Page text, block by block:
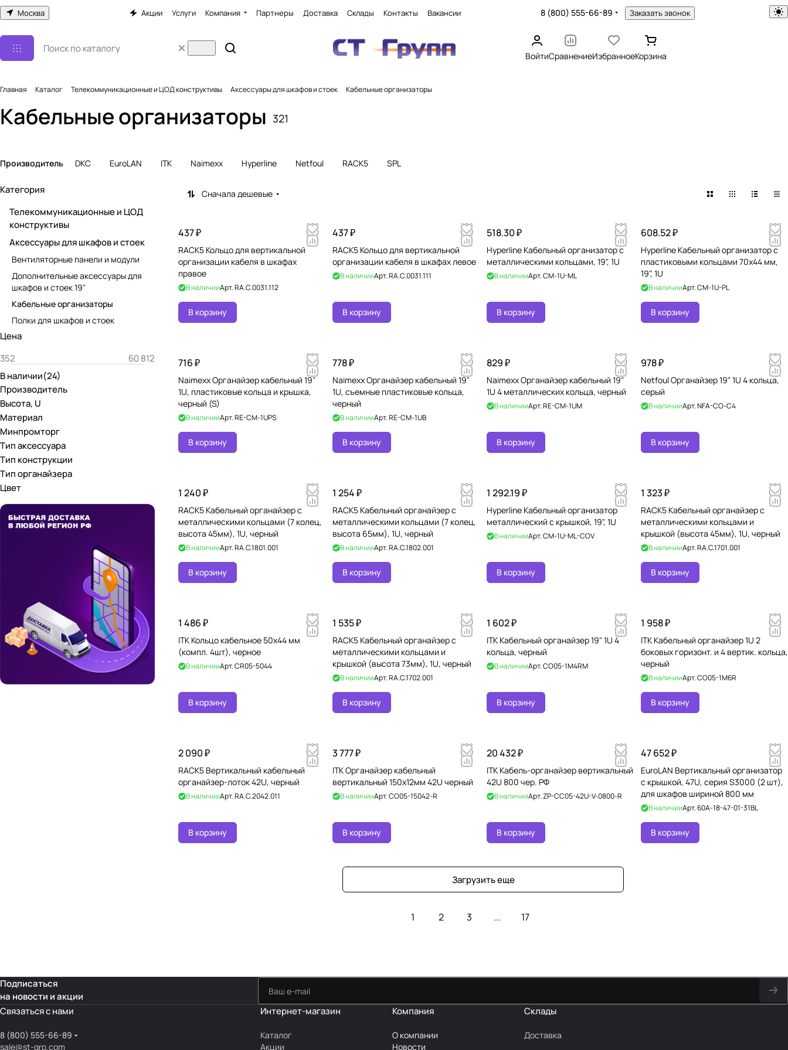
Москва Акции Услуги Компания Партнеры Доставка Склады Контакты Вакансии 8 (800) 555-66-89 Заказать звонок
ВойтиСравнениеИзбранноеКорзина
Главная Каталог Телекоммуникационные и ЦОД конструктивы Аксессуары для шкафов и стоек Кабельные организаторы
Кабельные организаторы 321
Производитель DKC EuroLAN ITK Naimexx Hyperline Netfoul RACK5 SPL
Сначала дешевые
437 ₽
RACK5 Кольцо для вертикальной
организации кабеля в шкафах
правое
В наличииАрт.RA.C.0031.112
В корзину
437 ₽
RACK5 Кольцо для вертикальной
организации кабеля в шкафах левое
В наличииАрт.RA.C.0031.111
В корзину
518.30 ₽
Hyperline Кабельный организатор с
металлическими кольцами, 19", 1U
В наличииАрт.CM-1U-ML
В корзину
608.52 ₽
Hyperline Кабельный организатор с
пластиковыми кольцами 70x44 мм,
19", 1U
В наличииАрт.CM-1U-PL
В корзину
716 ₽
Naimexx Органайзер кабельный 19”
1U, пластиковые кольца и крышка,
черный (S)
В наличииАрт.RE-CM-1UPS
В корзину
778 ₽
Naimexx Органайзер кабельный 19”
1U, съемные пластиковые кольца,
черный
В наличииАрт.RE-CM-1UB
В корзину
829 ₽
Naimexx Органайзер кабельный 19"
1U 4 металлических кольца, черный
В наличииАрт.RE-CM-1UM
В корзину
978 ₽
Netfoul Органайзер 19" 1U 4 кольца,
серый
В наличииАрт.NFA-CO-С4
В корзину
1 240 ₽
RACK5 Кабельный органайзер с
металлическими кольцами (7 колец,
высота 45мм), 1U, черный
В наличииАрт.RA.C.1801.001
В корзину
1 254 ₽
RACK5 Кабельный органайзер с
металлическими кольцами (7 колец,
высота 65мм), 1U, черный
В наличииАрт.RA.C.1802.001
В корзину
1 292.19 ₽
Hyperline Кабельный организатор
металлический с крышкой, 19", 1U
В наличииАрт.CM-1U-ML-COV
В корзину
1 323 ₽
RACK5 Кабельный органайзер с
металлическими кольцами и
крышкой (высота 45мм), 1U, черный
В наличииАрт.RA.C.1701.001
В корзину
1 486 ₽
ITK Кольцо кабельное 50x44 мм
(компл. 4шт), черное
В наличииАрт.CR05-5044
В корзину
1 535 ₽
RACK5 Кабельный органайзер с
металлическими кольцами и
крышкой (высота 73мм), 1U, черный
В наличииАрт.RA.C.1702.001
В корзину
1 602 ₽
ITK Кабельный органайзер 19" 1U 4
кольца, черный
В наличииАрт.CO05-1M4RM
В корзину
1 958 ₽
ITK Кабельный органайзер 1U 2
боковых горизонт. и 4 вертик. кольца,
черный
В наличииАрт.CO05-1M6R
В корзину
2 090 ₽
RACK5 Вертикальный кабельный
органайзер-лоток 42U, черный
В наличииАрт.RA.C.2042.011
В корзину
3 777 ₽
ITK Органайзер кабельный
вертикальный 150х12мм 42U черный
В наличииАрт.CO05-15042-R
В корзину
20 432 ₽
ITK Кабель-органайзер вертикальный
42U 800 чер. РФ
В наличииАрт.ZP-CC05-42U-V-0800-R
В корзину
47 652 ₽
EuroLAN Вертикальный организатор
с крышкой, 47U, серия S3000 (2 шт),
для шкафов шириной 800 мм
В наличииАрт.60A-18-47-01-31BL
В корзину
Загрузить еще
1 2 3 ... 17
Категория
Телекоммуникационные и ЦОД
конструктивы
Аксессуары для шкафов и стоек
Вентиляторные панели и модули
Дополнительные аксессуары для
шкафов и стоек 19"
Кабельные организаторы
Полки для шкафов и стоек
Цена
В наличии(24)
Производитель
Высота, U
Материал
Минпромторг
Тип аксессуара
Тип конструкции
Тип органайзера
Цвет
Подписаться
на новости и акции
Связаться с нами
8 (800) 555-66-89
sale@st-grp.com
Интернет-магазин
Каталог
Акции
Компания
О компании
Новости
Склады
Доставка